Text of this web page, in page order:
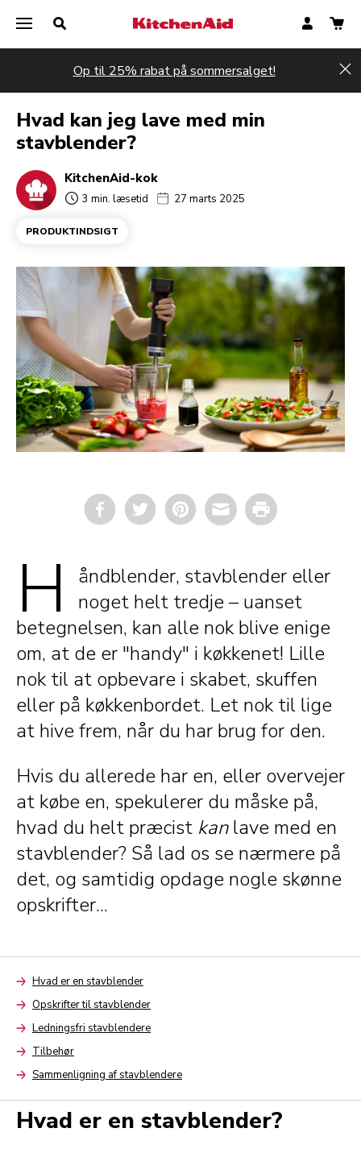
Op til 25% rabat på sommersalget!
Hvad kan jeg lave med min
stavblender?
KitchenAid-kok
3 min. læsetid 27 marts 2025
PRODUKTINDSIGT
Email Print
H
åndblender, stavblender eller
noget helt tredje – uanset
betegnelsen, kan alle nok blive enige
om, at de er "handy" i køkkenet! Lille
nok til at opbevare i skabet, skuffen
eller på køkkenbordet. Let nok til lige
at hive frem, når du har brug for den.
Hvis du allerede har en, eller overvejer
at købe en, spekulerer du måske på,
hvad du helt præcist kanlave med en
stavblender? Så lad os se nærmere på
det, og samtidig opdage nogle skønne
opskrifter...
ArrowHvad er en stavblender
ArrowOpskrifter til stavblender
ArrowLedningsfri stavblendere
ArrowTilbehør
ArrowSammenligning af stavblendere
Hvad er en stavblender?